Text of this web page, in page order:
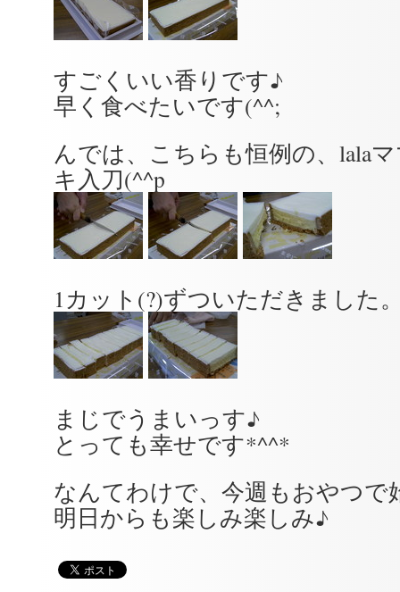
すごくいい香りです♪
早く食べたいです(^^;
んでは、こちらも恒例の、lala
キ入刀(^^p
1カット(?)ずついただきました
まじでうまいっす♪
とっても幸せです*^^*
なんてわけで、今週もおやつで
明日からも楽しみ楽しみ♪